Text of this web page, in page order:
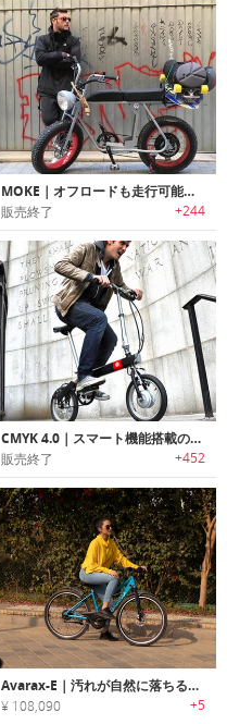
MOKE｜オフロードも走行可能なロングシート電動eバイク「モーク」
販売終了 +244
CMYK 4.0｜スマート機能搭載の折りたたみ式電動自転車
販売終了 +452
Avarax-E｜汚れが自然に落ちるセルフクリーニングハイブリッドEバイク「アヴァラックスE」
¥ 108,090 +5